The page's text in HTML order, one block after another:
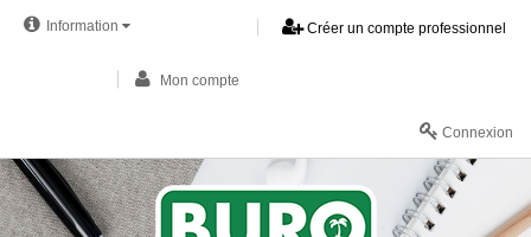
Information Créer un compte professionnel
Mon compte
Connexion